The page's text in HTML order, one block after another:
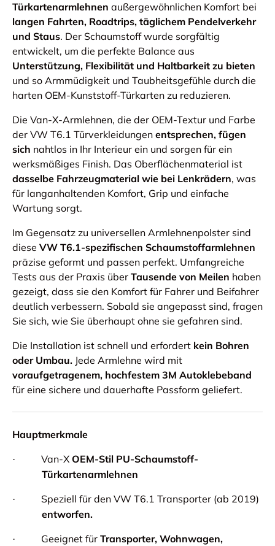
Türkartenarmlehnen außergewöhnlichen Komfort bei
langen Fahrten, Roadtrips, täglichem Pendelverkehr
und Staus. Der Schaumstoff wurde sorgfältig
entwickelt, um die perfekte Balance aus
Unterstützung, Flexibilität und Haltbarkeit zu bieten
und so Armmüdigkeit und Taubheitsgefühle durch die
harten OEM-Kunststoff-Türkarten zu reduzieren.
Die Van-X-Armlehnen, die der OEM-Textur und Farbe
der VW T6.1 Türverkleidungen entsprechen, fügen
sich nahtlos in Ihr Interieur ein und sorgen für ein
werksmäßiges Finish. Das Oberflächenmaterial ist
dasselbe Fahrzeugmaterial wie bei Lenkrädern, was
für langanhaltenden Komfort, Grip und einfache
Wartung sorgt.
Im Gegensatz zu universellen Armlehnenpolster sind
diese VW T6.1-spezifischen Schaumstoffarmlehnen
präzise geformt und passen perfekt. Umfangreiche
Tests aus der Praxis über Tausende von Meilen haben
gezeigt, dass sie den Komfort für Fahrer und Beifahrer
deutlich verbessern. Sobald sie angepasst sind, fragen
Sie sich, wie Sie überhaupt ohne sie gefahren sind.
Die Installation ist schnell und erfordert kein Bohren
oder Umbau. Jede Armlehne wird mit
voraufgetragenem, hochfestem 3M Autoklebeband
für eine sichere und dauerhafte Passform geliefert.
Hauptmerkmale
· Van-X OEM-Stil PU-Schaumstoff-
Türkartenarmlehnen
·
Speziell für den VW T6.1 Transporter (ab 2019)
entworfen.
· Geeignet für Transporter, Wohnwagen,